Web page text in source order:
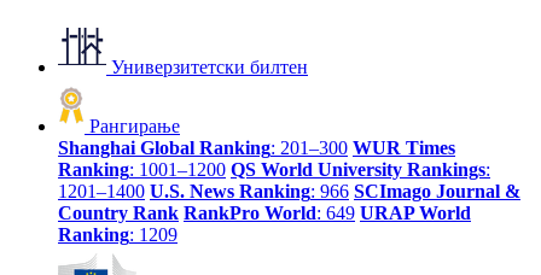
Универзитетски билтен
Рангирање
Shanghai Global Ranking: 201–300 WUR Times
Ranking: 1001–1200 QS World University Rankings:
1201–1400 U.S. News Ranking: 966 SCImago Journal &
Country Rank RankPro World: 649 URAP World
Ranking: 1209